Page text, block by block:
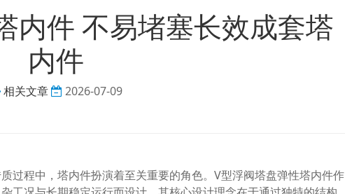
内件 不易堵塞长效成套塔
内件
相关文章 2026-07-09
过程中，塔内件扮演着至关重要的角色。V型浮阀塔盘弹性塔内件作